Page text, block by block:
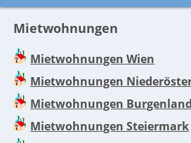
Mietwohnungen
Mietwohnungen Wien
Mietwohnungen
Mietwohnungen Burgenland
Mietwohnungen Steiermark